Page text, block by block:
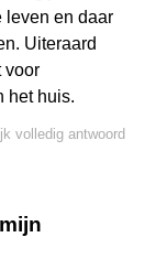
leven en daar
Uiteraard
voor
het huis.
volledig antwoord